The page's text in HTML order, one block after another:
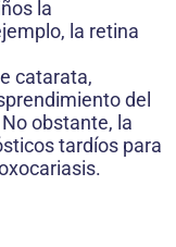
la
la retina
catarata,
del
obstante, la
tardíos para